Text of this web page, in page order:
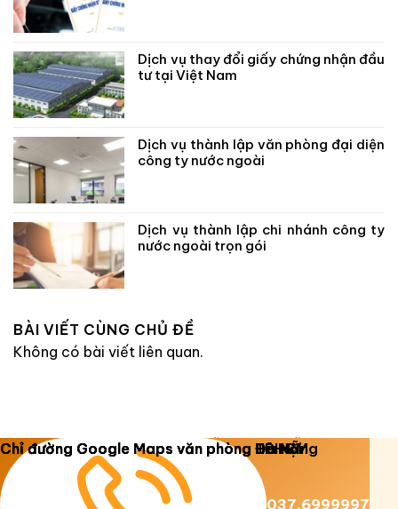
Dịch vụ thay đổi giấy chứng nhận đầu
tư tại Việt Nam
Dịch vụ thành lập văn phòng đại diện
công ty nước ngoài
Dịch vụ thành lập chi nhánh công ty
nước ngoài trọn gói
BÀI VIẾT CÙNG CHỦ ĐỀ
Không có bài viết liên quan.
Copyright 2026 © Luật Dương Gia